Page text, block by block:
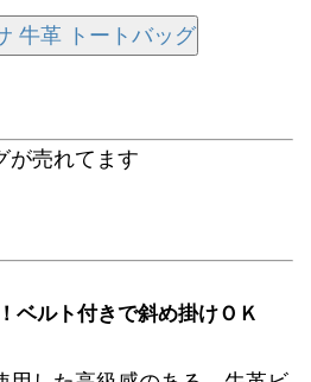
牛革 トートバッグ
が売れてます
ベルト付きで斜め掛けＯＫ